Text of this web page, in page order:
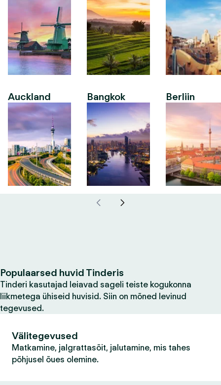
Auckland Bangkok Berliin
Populaarsed huvid Tinderis
Tinderi kasutajad leiavad sageli teiste kogukonna
liikmetega ühiseid huvisid. Siin on mõned levinud
tegevused.
Välitegevused
Matkamine, jalgrattasõit, jalutamine, mis tahes
põhjusel õues olemine.